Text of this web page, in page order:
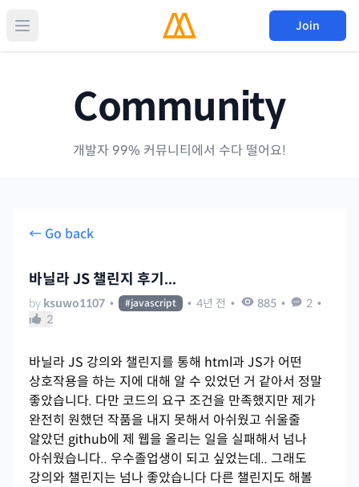
Join
Community
개발자 99% 커뮤니티에서 수다 떨어요!
← Go back
바닐라 JS 챌린지 후기...
by ksuwo1107 • #javascript • 4년 전 • 885 • 2 •
2
바닐라 JS 강의와 챌린지를 통해 html과 JS가 어떤
상호작용을 하는 지에 대해 알 수 있었던 거 같아서 정말
좋았습니다. 다만 코드의 요구 조건을 만족했지만 제가
완전히 원했던 작품을 내지 못해서 아쉬웠고 쉬울줄
알았던 github에 제 웹을 올리는 일을 실패해서 넘나
아쉬웠습니다.. 우수졸업생이 되고 싶었는데.. 그래도
강의와 챌린지는 넘나 좋았습니다 다른 챌린지도 해볼